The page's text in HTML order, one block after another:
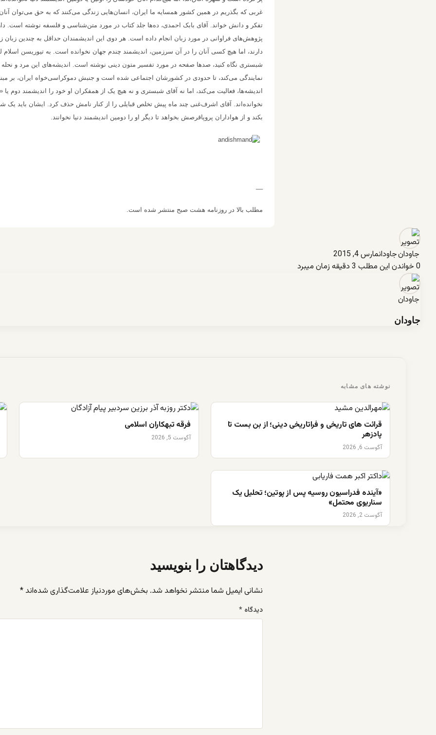
غربی که بگذریم در همین کشور همسایه ما ایران، انسان‌هایی زندگی می‌کنند که به حق می‌توان آنان
تفکر و دانش خواند. آقای بابک احمدی، ده‌ها جلد کتاب در مورد متن‌شناسی و فلسفه نوشته است.
پژوهش‌های فراوانی در مورد زبان انجام داده است. هر دوی این اندیشمندان حداقل به چندین زبان
دارند، اما هیچ کسی آنان را در آن سرزمین، اندیشمند چندم جهان نخوانده است. به تیوریسن اسلام
شبستری نگاه کنید، صدها صفحه در مورد تفسیر متون دینی نوشته است. اندیشه‌های این مرد و نحله
نمایندگی می‌کند، تا حدودی در کشورشان اجتماعی شده است و جنبش دموکراسی‌خواه ایران، بر
اندیشه‌ها، فعالیت می‌کند، اما نه آقای شبستری و نه هیچ یک از همفکران او خود را اندیشمند دوم یا
نخوانده‌اند. آقای اشرف‌غنی چند ماه پیش تخلص قبایلی را از کنار نامش حذف کرد. ایشان باید یک
بکند و از هواداران پروپاقرصش بخواهد تا دیگر او را دومین اندیشمند دنیا نخوانند.
مطلب بالا در روزنامه هشت صبح منتشر شده است.
جاودانمارس 4, 2015
0 خواندن این مطلب 3 دقیقه زمان میبرد
جاودان
نوشته های مشابه
قرائت های تاریخی و فراتاریخی دینی؛ از بن بست تا
پادزهر
آگوست 6, 2026
فرقه تبهکاران اسلامی
آگوست 5, 2026
«آینده فدراسیون روسیه پس از پوتین؛ تحلیل یک
سناریوی محتمل»
آگوست 2, 2026
دیدگاهتان را بنویسید
نشانی ایمیل شما منتشر نخواهد شد. بخش‌های موردنیاز علامت‌گذاری شده‌اند *
دیدگاه *